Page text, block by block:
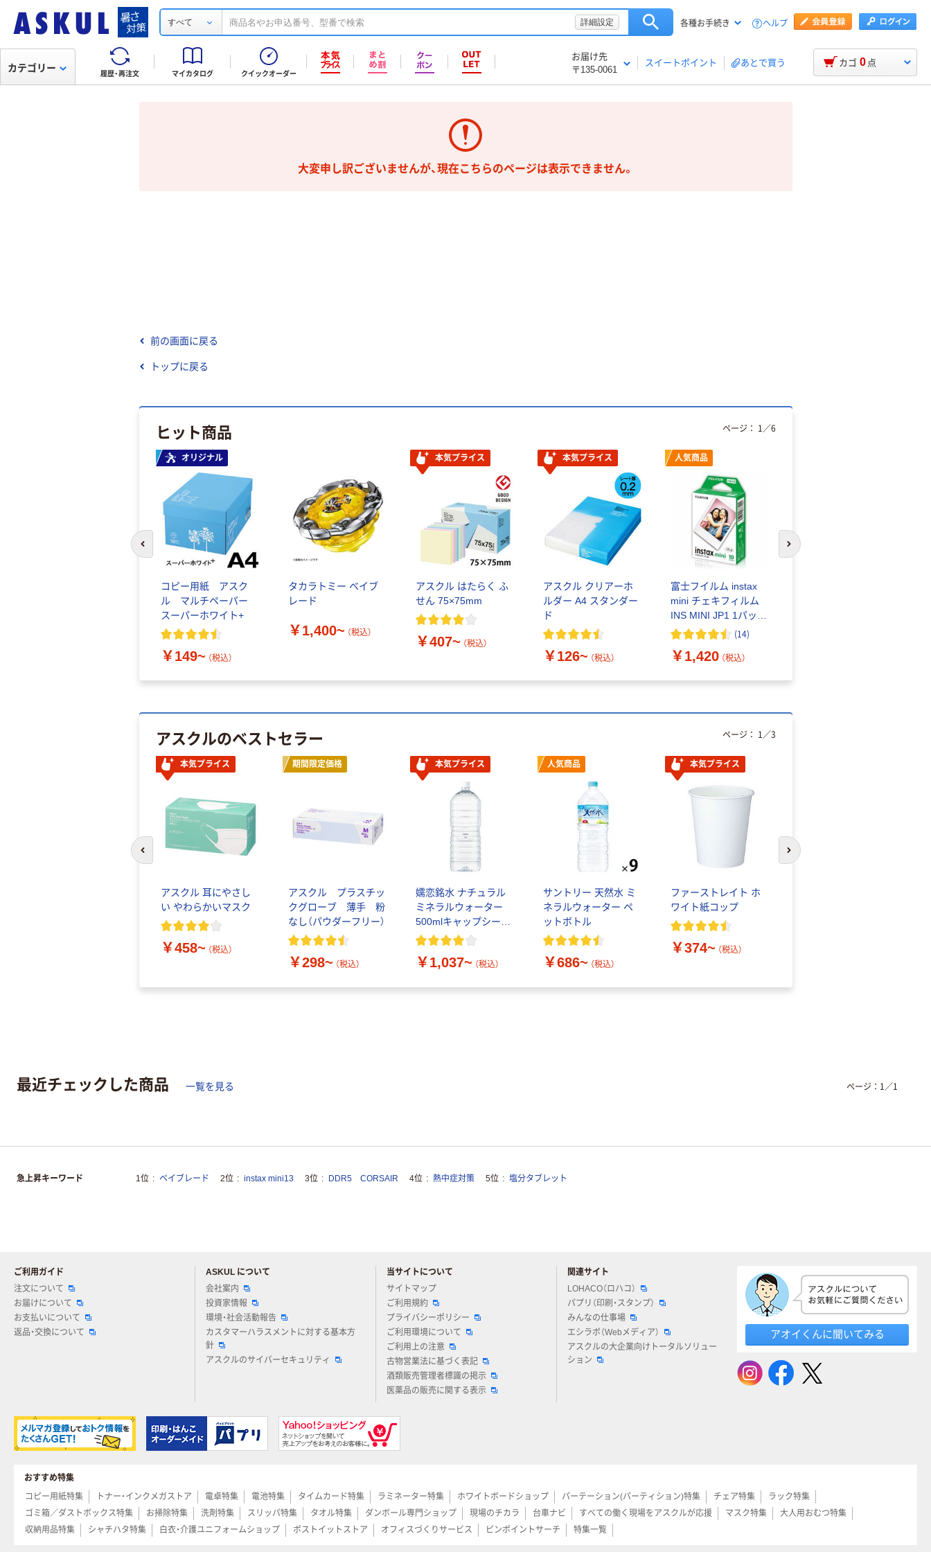
すべて 詳細設定 各種お手続き ヘルプ
履歴・再注文 マイカタログ クイックオーダー
お届け先
〒135-0061
スイートポイント あとで買う
カテゴリー カゴ 0 点
大変申し訳ございませんが、現在こちらのページは表示できません。
前の画面に戻る
トップに戻る
ヒット商品
オリジナル
コピー用紙 アスク
ル マルチペーパー
スーパーホワイト+
￥149~ （税込）
タカラトミー ベイブ
レード
￥1,400~ （税込）
本気プライス
アスクル はたらく ふ
せん 75×75mm
￥407~ （税込）
本気プライス
アスクル クリアーホ
ルダー A4 スタンダー
ド
￥126~ （税込）
人気商品
富士フイルム instax
mini チェキフィルム
INS MINI JP1 1パック
（10枚入り）
(14)
￥1,420 （税込）
ページ： 1 ／6
前のスライドへ 次のスライドへ
アスクルのベストセラー
本気プライス
アスクル 耳にやさし
い やわらかいマスク
￥458~ （税込）
期間限定価格
アスクル プラスチッ
クグローブ 薄手 粉
なし（パウダーフリー）
￥298~ （税込）
本気プライス
嬬恋銘水 ナチュラル
ミネラルウォーター
500mlキャップシール
付き／2Lラベルレス
￥1,037~ （税込）
人気商品
サントリー 天然水 ミ
ネラルウォーター ペ
ットボトル
￥686~ （税込）
本気プライス
ファーストレイト ホ
ワイト紙コップ
￥374~ （税込）
ページ： 1 ／3
次のスライドへ
最近チェックした商品 一覧を見る ページ： 1 ／1
急上昇キーワード 1位 ベイブレード 2位 instax mini13 3位 DDR5 CORSAIR 4位 熱中症対策 5位 塩分タブレット
ご利用ガイド
注文について
お届けについて
お支払いについて
返品・交換について
ASKUL について
会社案内
投資家情報
環境・社会活動報告
カスタマーハラスメントに対する基本方
針
アスクルのサイバーセキュリティ
当サイトについて
サイトマップ
ご利用規約
プライバシーポリシー
ご利用環境について
ご利用上の注意
古物営業法に基づく表記
酒類販売管理者標識の掲示
医薬品の販売に関する表示
関連サイト
LOHACO（ロハコ）
パプリ（印刷・スタンプ）
みんなの仕事場
エシラボ（Webメディア）
アスクルの大企業向けトータルソリュー
ション
アオイくんに聞いてみる
おすすめ特集
コピー用紙特集
トナー・インクメガストア 電卓特集 電池特集 タイムカード特集 ラミネーター特集 ホワイトボードショップ パーテーション(パーティション)特集 チェア特集
ラック特集
ゴミ箱／ダストボックス特集
お掃除特集 洗剤特集 スリッパ特集 タオル特集 ダンボール専門ショップ 現場のチカラ 台車ナビ すべての働く現場をアスクルが応援 マスク特集
大人用おむつ特集
収納用品特集
シャチハタ特集 白衣・介護ユニフォームショップ ポストイットストア オフィスづくりサービス ピンポイントサーチ 特集一覧